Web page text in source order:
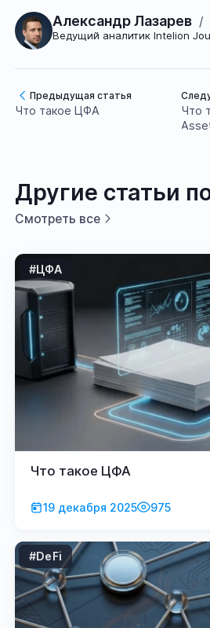
Александр Лазарев /
Ведущий аналитик Intelion
Предыдущая статья
Что такое ЦФА
Что
Другие статьи
Смотреть все
#ЦФА
19 декабря 2025 975
Что такое ЦФА
#DeFi